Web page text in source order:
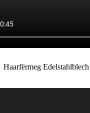
Haarfërmeg Edelstahlblech